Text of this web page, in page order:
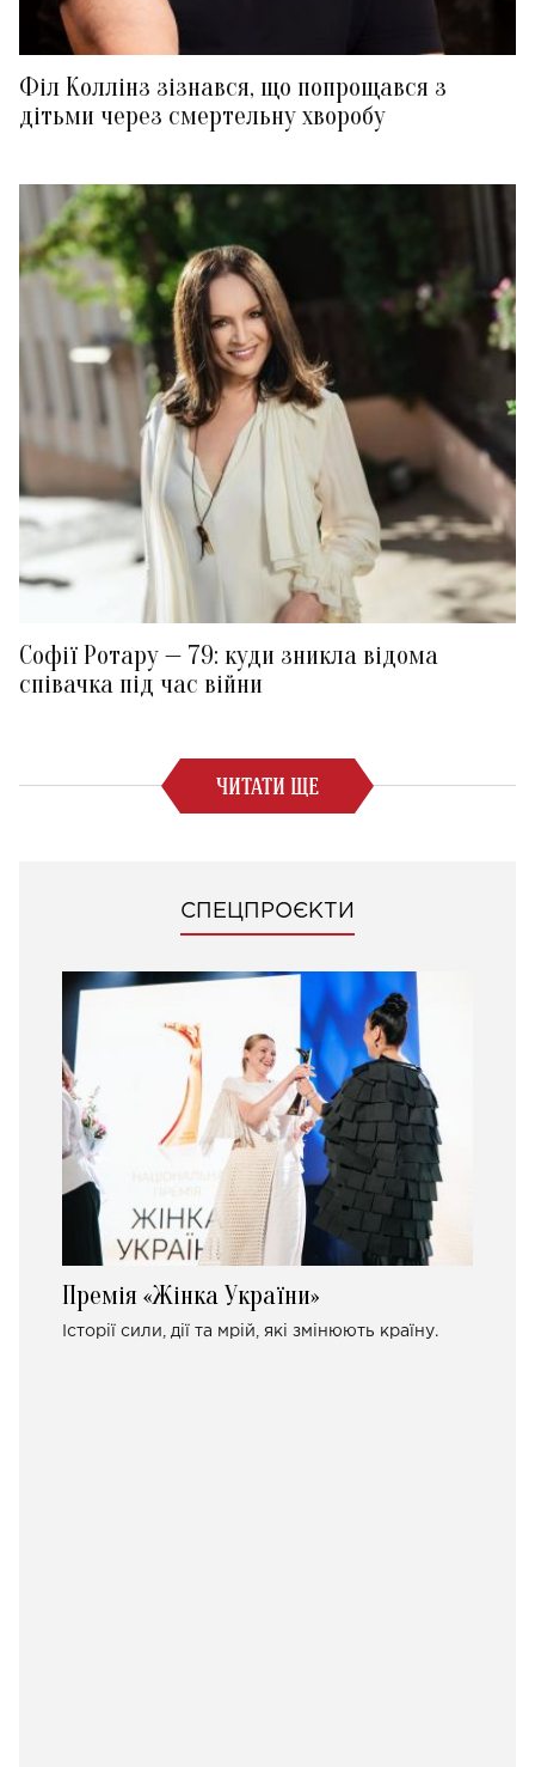
Філ Коллінз зізнався, що попрощався з
дітьми через смертельну хворобу
Софії Ротару — 79: куди зникла відома
співачка під час війни
ЧИТАТИ ЩЕ
СПЕЦПРОЄКТИ
Премія «Жінка України»
Історії сили, дії та мрій, які змінюють країну.